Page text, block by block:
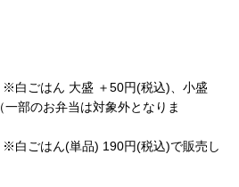
＋50円(税込)、小盛
部のお弁当は対象外となりま
）
) 190円(税込)で販売し